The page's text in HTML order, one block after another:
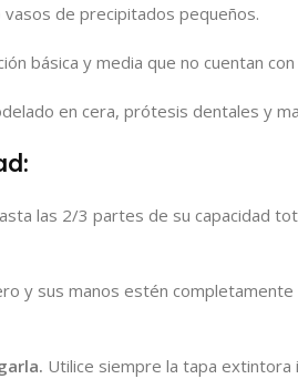
de precipitados pequeños.
básica y media que no cuentan
en cera, prótesis dentales y
las 2/3 partes de su capacidad
y sus manos estén
Utilice siempre la tapa extintora